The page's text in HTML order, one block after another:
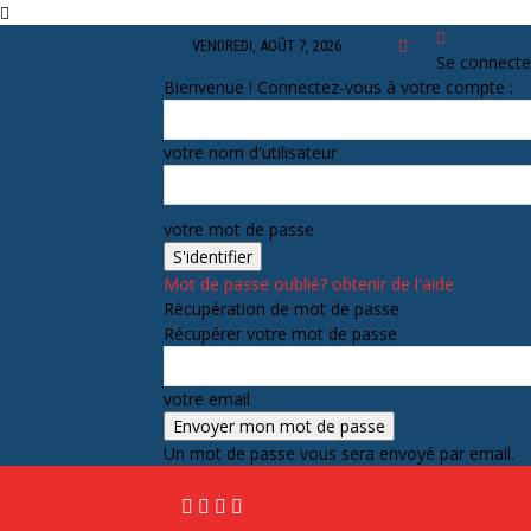
VENDREDI, AOÛT 7, 2026
Se
Bienvenue ! Connectez-vous à votre compte :
votre nom d'utilisateur
votre mot de passe
Mot de passe oublié? obtenir de l'aide
Récupération de mot de passe
Récupérer votre mot de passe
votre email
Un mot de passe vous sera envoyé par email.